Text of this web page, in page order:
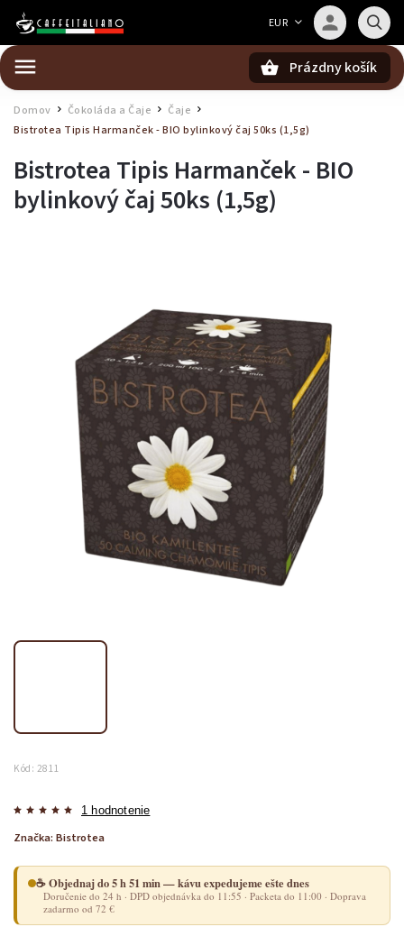
EUR
Prázdny košík
Domov Čokoláda a Čaje / Čaje /
Bistrotea Tipis Harmanček - BIO bylinkový čaj 50ks (1,5g)
Bistrotea Tipis Harmanček - BIO
bylinkový čaj 50ks (1,5g)
Kód: 2811
1 hodnotenie
Značka: Bistrotea
☕ Objednaj do 5 h 51 min — kávu expedujeme ešte dnes
Doručenie do 24 h · DPD objednávka do 11:55 · Packeta do 11:00 · Doprava
zadarmo od 72 €
Barista — poradca Caffeitaliano